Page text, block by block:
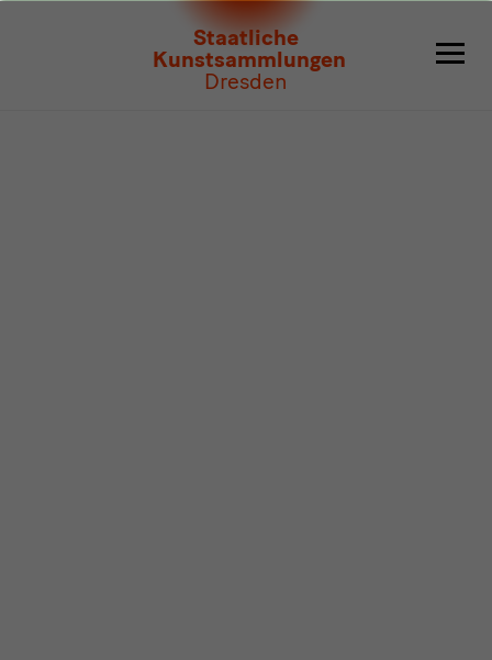
Staatliche
Kunstsammlungen
Dresden